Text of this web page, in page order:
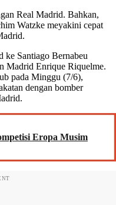
Real Madrid. Bahkan,
Watzke meyakini cepat
ke Santiago Bernabeu
Madrid Enrique Riquelme.
pada Minggu (7/6),
dengan bomber
Eropa Musim